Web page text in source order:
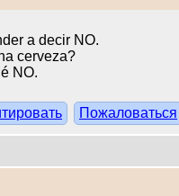
a decir NO.
cerveza?
NO.
Пожаловаться